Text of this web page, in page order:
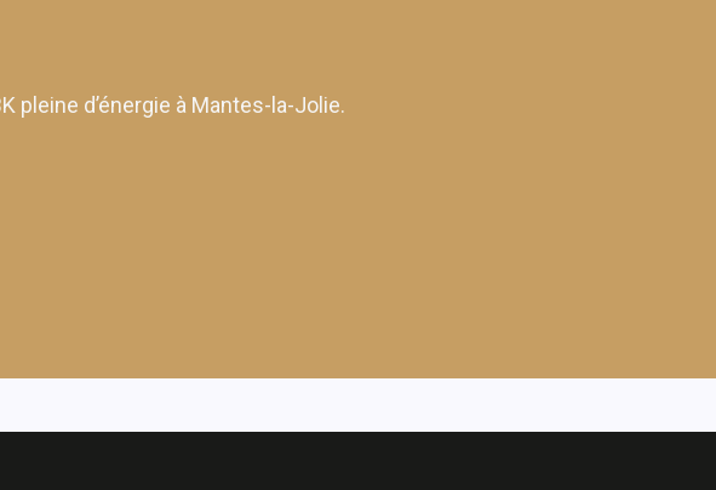
pleine d’énergie à Mantes-la-Jolie.